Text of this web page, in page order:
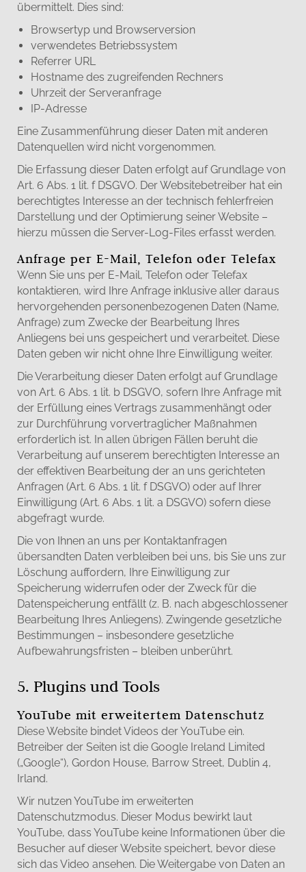
übermittelt. Dies sind:
Browsertyp und Browserversion
verwendetes Betriebssystem
Referrer URL
Hostname des zugreifenden Rechners
Uhrzeit der Serveranfrage
IP-Adresse
Eine Zusammenführung dieser Daten mit anderen
Datenquellen wird nicht vorgenommen.
Die Erfassung dieser Daten erfolgt auf Grundlage von
Art. 6 Abs. 1 lit. f DSGVO. Der Websitebetreiber hat ein
berechtigtes Interesse an der technisch fehlerfreien
Darstellung und der Optimierung seiner Website –
hierzu müssen die Server-Log-Files erfasst werden.
Anfrage per E-Mail, Telefon oder Telefax
Wenn Sie uns per E-Mail, Telefon oder Telefax
kontaktieren, wird Ihre Anfrage inklusive aller daraus
hervorgehenden personenbezogenen Daten (Name,
Anfrage) zum Zwecke der Bearbeitung Ihres
Anliegens bei uns gespeichert und verarbeitet. Diese
Daten geben wir nicht ohne Ihre Einwilligung weiter.
Die Verarbeitung dieser Daten erfolgt auf Grundlage
von Art. 6 Abs. 1 lit. b DSGVO, sofern Ihre Anfrage mit
der Erfüllung eines Vertrags zusammenhängt oder
zur Durchführung vorvertraglicher Maßnahmen
erforderlich ist. In allen übrigen Fällen beruht die
Verarbeitung auf unserem berechtigten Interesse an
der effektiven Bearbeitung der an uns gerichteten
Anfragen (Art. 6 Abs. 1 lit. f DSGVO) oder auf Ihrer
Einwilligung (Art. 6 Abs. 1 lit. a DSGVO) sofern diese
abgefragt wurde.
Die von Ihnen an uns per Kontaktanfragen
übersandten Daten verbleiben bei uns, bis Sie uns zur
Löschung auffordern, Ihre Einwilligung zur
Speicherung widerrufen oder der Zweck für die
Datenspeicherung entfällt (z. B. nach abgeschlossener
Bearbeitung Ihres Anliegens). Zwingende gesetzliche
Bestimmungen – insbesondere gesetzliche
Aufbewahrungsfristen – bleiben unberührt.
5. Plugins und Tools
YouTube mit erweitertem Datenschutz
Diese Website bindet Videos der YouTube ein.
Betreiber der Seiten ist die Google Ireland Limited
(„Google“), Gordon House, Barrow Street, Dublin 4,
Irland.
Wir nutzen YouTube im erweiterten
Datenschutzmodus. Dieser Modus bewirkt laut
YouTube, dass YouTube keine Informationen über die
Besucher auf dieser Website speichert, bevor diese
sich das Video ansehen. Die Weitergabe von Daten an